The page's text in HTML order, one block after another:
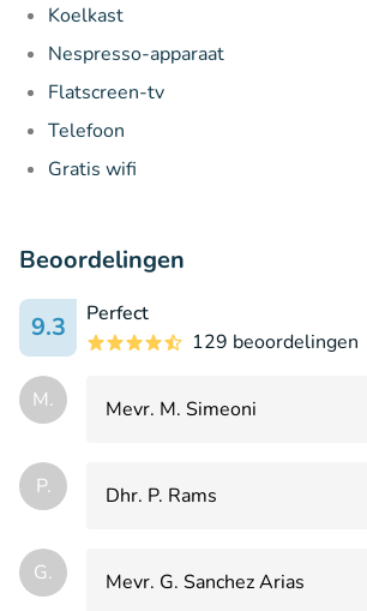
Koelkast
Nespresso-apparaat
Flatscreen-tv
Telefoon
Gratis wifi
Beoordelingen
9.3
Perfect
129 beoordelingen
M. Mevr. M. Simeoni
P. Dhr. P. Rams
G.
Mevr. G. Sanchez Arias